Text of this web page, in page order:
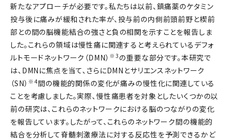
新たなアプローチが必要です。私たちは以前、鎮痛薬のケタミン
投与後に痛みが緩和された率が、投与前の内側前頭前野と楔前
部との間の脳機能結合の強さと負の相関を示すことを報告しま
した。これらの領域は慢性痛に関連すると考えられているデフォ
ルトモードネットワーク（DMN） ※3 の重要な部分です。本研究で
は、DMNに焦点を当て、さらにDMNとサリエンスネットワーク
（SN） ※4間の機能的関係の変化が痛みの慢性化に関連している
ことを考慮しました。実際、慢性痛患者を対象としたいくつかの以
前の研究は、これらのネットワークにおける脳のつながりの変化
を報告しています。したがって、これらのネットワーク間の機能的
結合を分析して脊髄刺激療法に対する反応性を予測できるかど